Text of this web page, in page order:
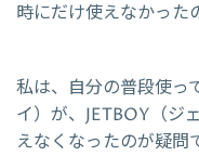
時にだけ使えなかった
私は、自分の普段使っ
イ）が、JETBOY（ジ
えなくなったのが疑